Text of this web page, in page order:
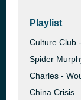
Playlist
Culture Club
Spider
Charles -
China Crisis